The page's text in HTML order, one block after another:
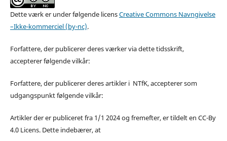
Dette værk er under følgende licensCreative Commons Navngivelse
–Ikke-kommerciel (by-nc).
Forfattere, der publicerer deres værker via dette tidsskrift,
accepterer følgende vilkår:
Forfattere, der publicerer deres artikler i NTfK, accepterer som
udgangspunkt følgende vilkår:
Artikler der er publiceret fra 1/1 2024 og fremefter, er tildelt en CC-By
4.0 Licens. Dette indebærer, at